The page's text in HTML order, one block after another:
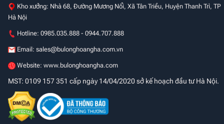
Kho xưởng: Nhà 68, Đường Mương Nổi, Xã Tân Triều, Huyện Thanh Trì, TP
Hà Nội
Hotline: 0985.035.888 - 0944.707.888
Email: sales@bulonghoangha.com.vn
Website: www.bulonghoangha.com
MST: 0109 157 351 cấp ngày 14/04/2020 sở kế hoạch đầu tư Hà Nội.